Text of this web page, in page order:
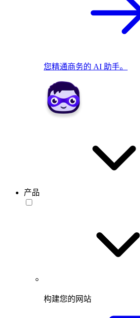
您精通商务的 AI 助手。
产品
构建您的网站